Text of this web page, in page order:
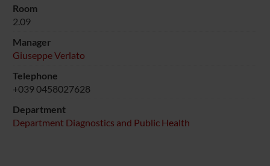
Room
2.09
Manager
Giuseppe Verlato
Telephone
+039 0458027628
Department
Department Diagnostics and Public Health